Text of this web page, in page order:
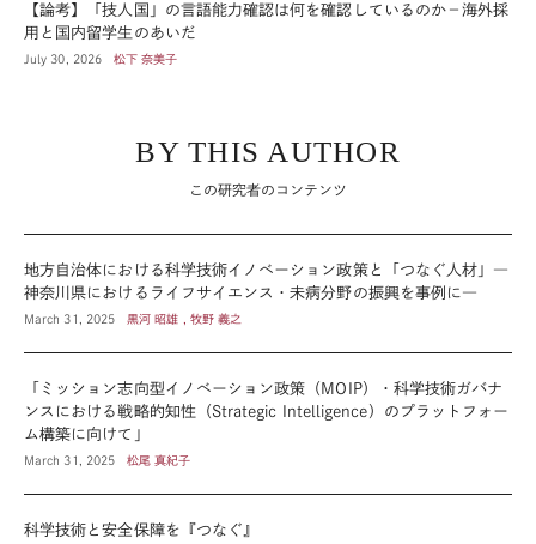
【論考】「技人国」の言語能力確認は何を確認しているのか－海外採
用と国内留学生のあいだ
July 30, 2026 松下 奈美子
BY THIS AUTHOR
この研究者のコンテンツ
地方自治体における科学技術イノベーション政策と「つなぐ人材」―
神奈川県におけるライフサイエンス・未病分野の振興を事例に―
March 31, 2025 黒河 昭雄 , 牧野 義之
「ミッション志向型イノベーション政策（MOIP）・科学技術ガバナ
ンスにおける戦略的知性（Strategic Intelligence）のプラットフォー
ム構築に向けて」
March 31, 2025 松尾 真紀子
科学技術と安全保障を『つなぐ』